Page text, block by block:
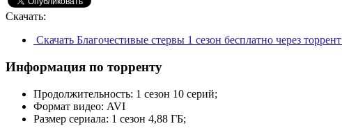
Скачать:
Скачать Благочестивые стервы 1 сезон бесплатно через торрент
Информация по торренту
Продолжительность: 1 сезон 10 серий;
Формат видео: AVI
Размер сериала: 1 сезон 4,88 ГБ;